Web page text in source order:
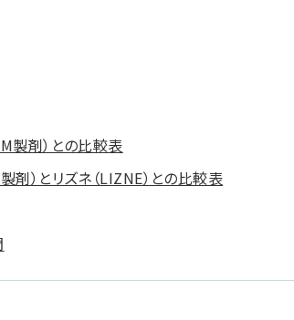
製剤）との比較表
剤）とリズネ（LIZNE）との比較表